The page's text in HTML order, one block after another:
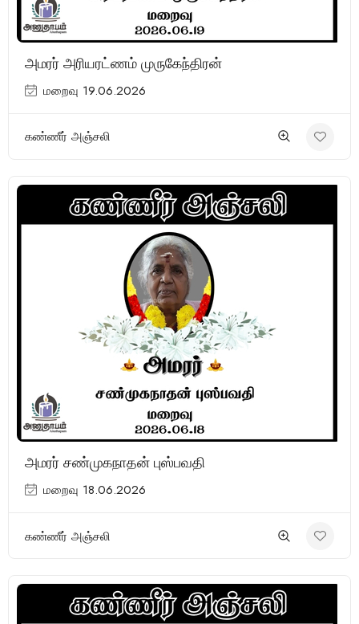
அமரர் அரியரட்ணம் முருகேந்திரன்
மறைவு 19.06.2026
கண்ணீர் அஞ்சலி
அமரர் சண்முகநாதன் புஸ்பவதி
மறைவு 18.06.2026
கண்ணீர் அஞ்சலி